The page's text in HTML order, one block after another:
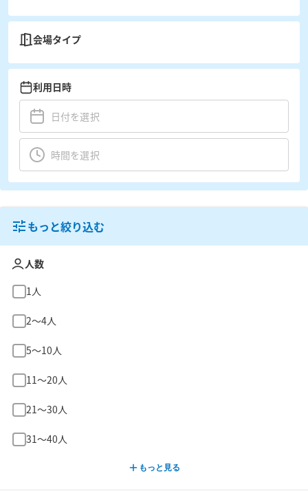
会場タイプ
利用日時
もっと絞り込む
人数
1人
2〜4人
5〜10人
11〜20人
21〜30人
31〜40人
もっと見る